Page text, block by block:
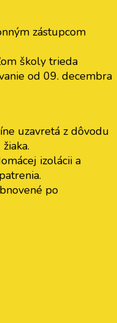
zástupcom
školy trieda
od 09. decembra
uzavretá z dôvodu
izolácii a
po